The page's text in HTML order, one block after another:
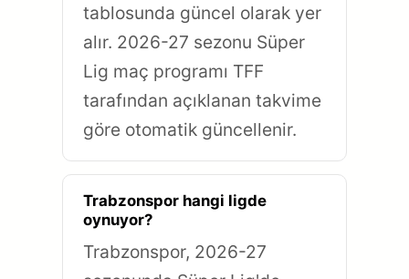
tablosunda güncel olarak yer
alır. 2026-27 sezonu Süper
Lig maç programı TFF
tarafından açıklanan takvime
göre otomatik güncellenir.
Trabzonspor hangi ligde
oynuyor?
Trabzonspor, 2026-27